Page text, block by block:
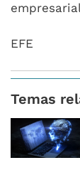
EFE
Temas